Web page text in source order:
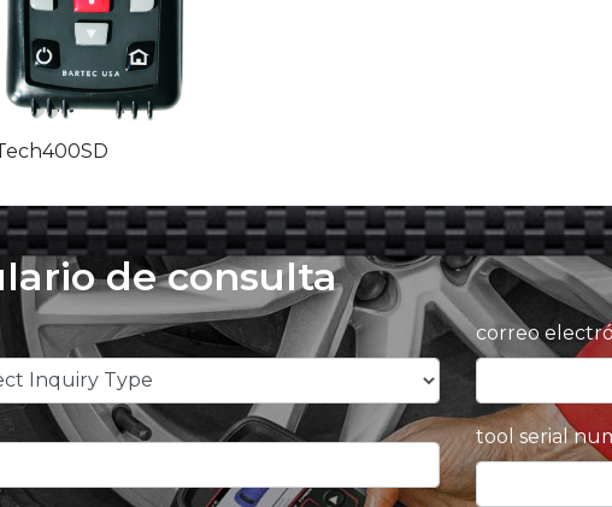
de consulta
correo
tool serial